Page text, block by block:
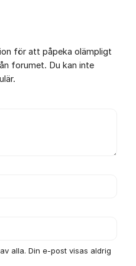
för att påpeka olämpligt
forumet. Du kan inte
alla. Din e-post visas aldrig